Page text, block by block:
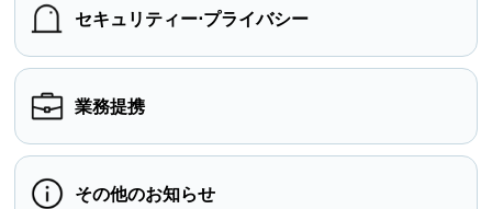
セキュリティー⋅プライバシー
業務提携
その他のお知らせ